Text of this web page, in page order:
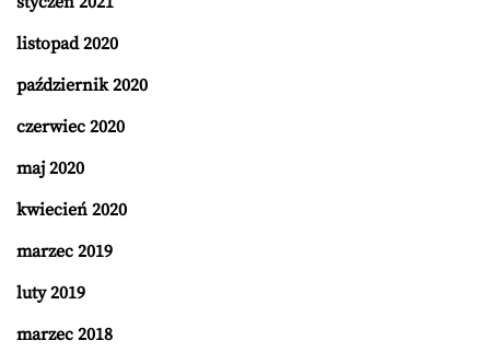
listopad 2020
październik 2020
czerwiec 2020
maj 2020
kwiecień 2020
marzec 2019
luty 2019
marzec 2018